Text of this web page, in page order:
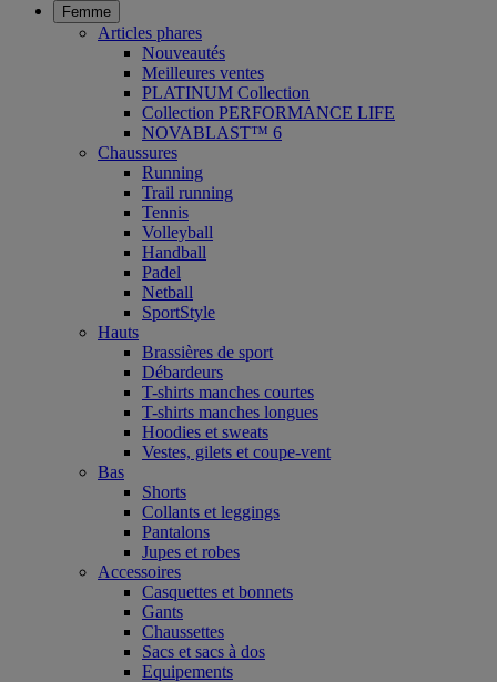
Femme
Articles phares
Nouveautés
Meilleures ventes
PLATINUM Collection
Collection PERFORMANCE LIFE
NOVABLAST™ 6
Chaussures
Running
Trail running
Tennis
Volleyball
Handball
Padel
Netball
SportStyle
Hauts
Brassières de sport
Débardeurs
T-shirts manches courtes
T-shirts manches longues
Hoodies et sweats
Vestes, gilets et coupe-vent
Bas
Shorts
Collants et leggings
Pantalons
Jupes et robes
Accessoires
Casquettes et bonnets
Gants
Chaussettes
Sacs et sacs à dos
Equipements